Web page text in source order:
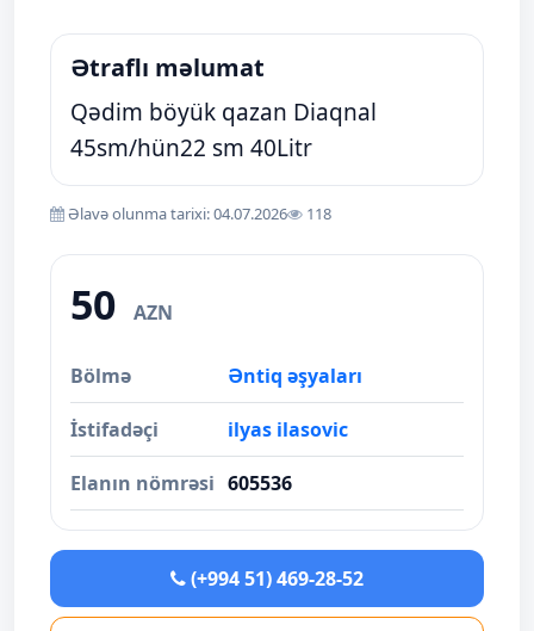
Ətraflı məlumat
Qədim böyük qazan Diaqnal
45sm/hün22 sm 40Litr
Əlavə olunma tarixi: 04.07.2026 118
50 AZN
Bölmə Əntiq əşyaları
İstifadəçi ilyas ilasovic
Elanın nömrəsi 605536
(+994 51) 469-28-52